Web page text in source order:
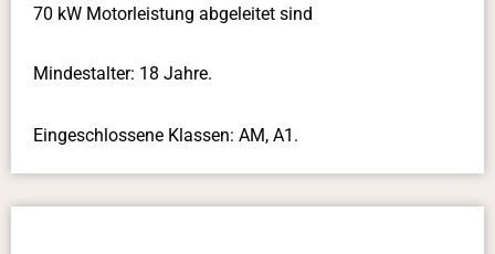
70 kW Motorleistung abgeleitet sind
Mindestalter: 18 Jahre.
Eingeschlossene Klassen: AM, A1.